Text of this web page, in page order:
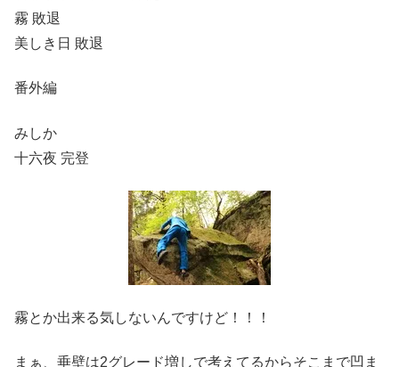
霧 敗退
美しき日 敗退
番外編
みしか
十六夜 完登
霧とか出来る気しないんですけど！！！
まぁ、垂壁は2グレード増しで考えてるからそこまで凹ま